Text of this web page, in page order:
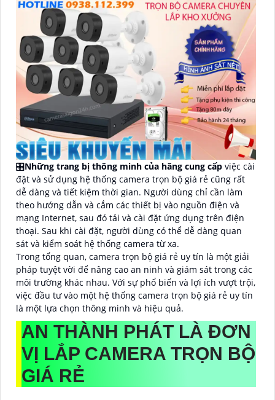
🎛Những trang bị thông minh của hãng cung cấp việc cài
đặt và sử dụng hệ thống camera trọn bộ giá rẻ cũng rất
dễ dàng và tiết kiệm thời gian. Người dùng chỉ cần làm
theo hướng dẫn và cắm các thiết bị vào nguồn điện và
mạng Internet, sau đó tải và cài đặt ứng dụng trên điện
thoại. Sau khi cài đặt, người dùng có thể dễ dàng quan
sát và kiểm soát hệ thống camera từ xa.
Trong tổng quan, camera trọn bộ giá rẻ uy tín là một giải
pháp tuyệt vời để nâng cao an ninh và giám sát trong các
môi trường khác nhau. Với sự phổ biến và lợi ích vượt trội,
việc đầu tư vào một hệ thống camera trọn bộ giá rẻ uy tín
là một lựa chọn thông minh và hiệu quả.
AN THÀNH PHÁT LÀ ĐƠN
VỊ LẮP CAMERA TRỌN BỘ
GIÁ RẺ